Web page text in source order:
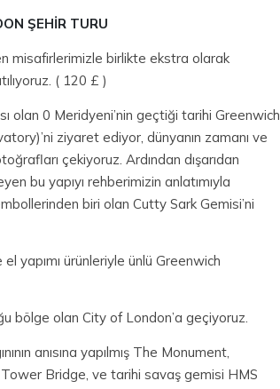
ŞEHİR TURU
misafirlerimizle birlikte ekstra olarak
( 120 £ )
olan 0 Meridyeni’nin geçtiği tarihi Greenwich
ziyaret ediyor, dünyanın zamanı ve
çekiyoruz. Ardından dışarıdan
bu yapıyı rehberimizin anlatımıyla
biri olan Cutty Sark Gemisi’ni
yapımı ürünleriyle ünlü Greenwich
bölge olan City of London’a geçiyoruz.
anısına yapılmış The Monument,
Bridge, ve tarihi savaş gemisi HMS